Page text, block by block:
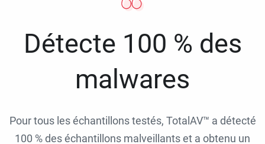
Détecte 100 % des
malwares
Pour tous les échantillons testés, TotalAV™ a détecté
100 % des échantillons malveillants et a obtenu un